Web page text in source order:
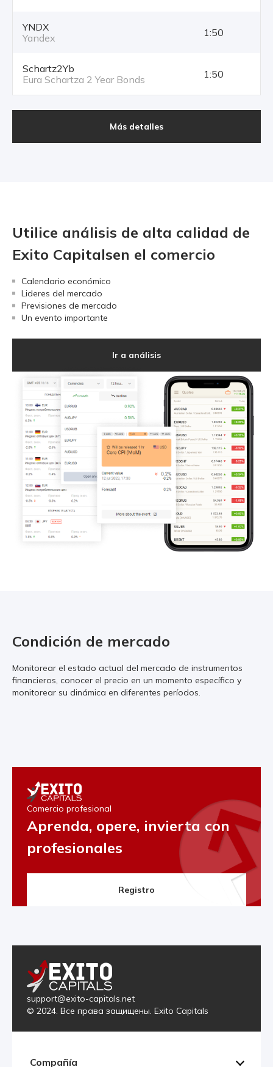
YNDX
Yandex
1:50
Schartz2Yb
Eura Schartza 2 Year Bonds
1:50
Más detalles
Utilice análisis de alta calidad de
Exito Capitalsen el comercio
Calendario económico
Lideres del mercado
Previsiones de mercado
Un evento importante
Ir a análisis
Condición de mercado
Monitorear el estado actual del mercado de instrumentos
financieros, conocer el precio en un momento específico y
monitorear su dinámica en diferentes períodos.
Comercio profesional
Aprenda, opere, invierta con
profesionales
Registro
support@exito-capitals.net
© 2024. Все права защищены. Exito Capitals
Compañía